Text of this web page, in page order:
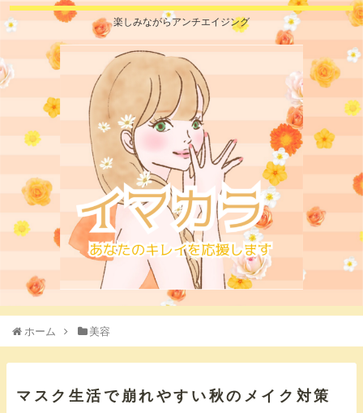
楽しみながらアンチエイジング
ホーム 美容
マスク生活で崩れやすい秋のメイク対策